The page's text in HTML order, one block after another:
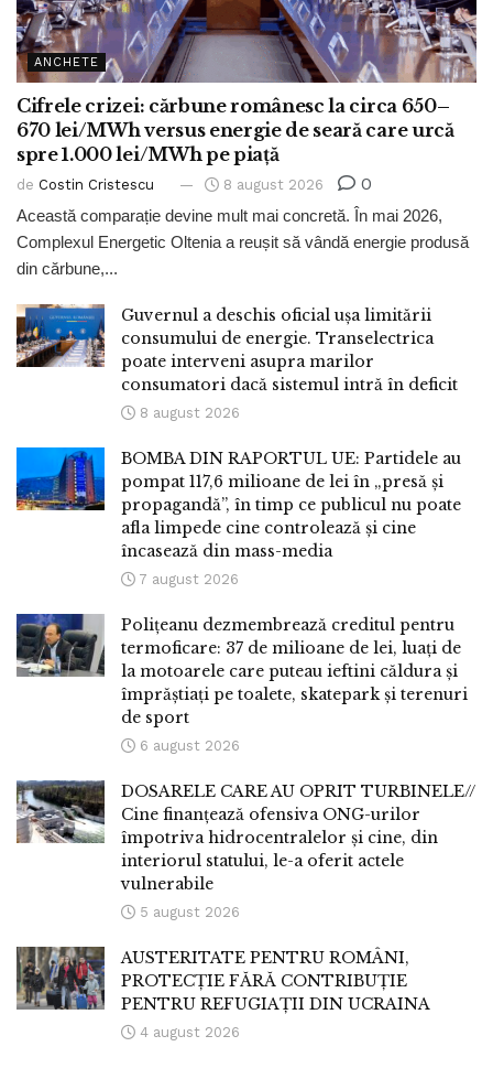
ANCHETE
Cifrele crizei: cărbune românesc la circa 650–
670 lei/MWh versus energie de seară care urcă
spre 1.000 lei/MWh pe piață
de Costin Cristescu 8 august 2026 0
Această comparație devine mult mai concretă. În mai 2026,
Complexul Energetic Oltenia a reușit să vândă energie produsă
din cărbune,...
Guvernul a deschis oficial ușa limitării
consumului de energie. Transelectrica
poate interveni asupra marilor
consumatori dacă sistemul intră în deficit
8 august 2026
BOMBA DIN RAPORTUL UE: Partidele au
pompat 117,6 milioane de lei în „presă și
propagandă”, în timp ce publicul nu poate
afla limpede cine controlează și cine
încasează din mass-media
7 august 2026
Polițeanu dezmembrează creditul pentru
termoficare: 37 de milioane de lei, luați de
la motoarele care puteau ieftini căldura și
împrăștiați pe toalete, skatepark și terenuri
de sport
6 august 2026
DOSARELE CARE AU OPRIT TURBINELE//
Cine finanțează ofensiva ONG-urilor
împotriva hidrocentralelor și cine, din
interiorul statului, le-a oferit actele
vulnerabile
5 august 2026
AUSTERITATE PENTRU ROMÂNI,
PROTECȚIE FĂRĂ CONTRIBUȚIE
PENTRU REFUGIAȚII DIN UCRAINA
4 august 2026